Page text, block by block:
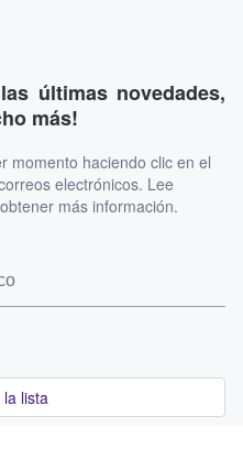
últimas novedades,
más!
momento haciendo clic en el
electrónicos. Lee
más información.
la lista